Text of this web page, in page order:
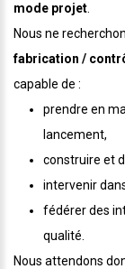
mode projet
Nous ne
fabrication /
capable de :
prendre en
lancement,
construire et
intervenir
fédérer des
qualité.
Nous attendons